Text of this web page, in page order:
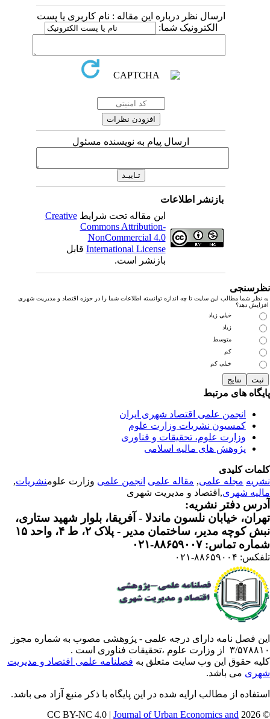
ارسال نظر درباره این مقاله : نام کاربری یا پست
الکترونیک شما:
ارسال پیام به نویسنده مسئول
بازنشر اطلاعات
این مقاله تحت شرایطCreative
Commons Attribution-
NonCommercial 4.0
International Licenseقابل
بازنشر است.
نظر شما مطالب این سایت تا چه اندازه توانسته اطلاعات شما را در حوزه اقتصاد و مدیریت شهری
دهد؟
خیلی زیاد
زیاد
متوسط
خیلی کم
های مرتبط
انجمن علمی اقتصاد شهری ایران
کمسیون نشریات وزارت علوم
وزارت علوم، تحقیقات و فناوری
پژوهش های مالیه اسلامی
کلیدی
مجله علمی, مقاله علمی انجمن علمیوزارت علومنشریات,
شهری ,اقتصاد و مدیریت شهری
دفتر نشریه:
خیابان نلسون ماندلا - آفریقا، بلوار شهید ستاری،
کوچه مدیر، ساختمان مدیر - پلاک ۲، ط ۴، واحد ۱۵
تماس: ۸۸۶۵۹۰۰۷-۰۲۱
۸۸۶۵۹۰۰۴-۰۲۱
فصل نامه دارای درجه علمی - پژوهشی مصوب به شماره مجوز
وزارت علوم ،تحقیقات فناوری است .
حقوق این وب سایت متعلق بهفصلنامه علمی اقتصاد و مدیریت
می باشد.
از مطالب ارایه شده در این پایگاه با ذکر منبع آزاد می باشد.
©
Journal of Urban Economics and